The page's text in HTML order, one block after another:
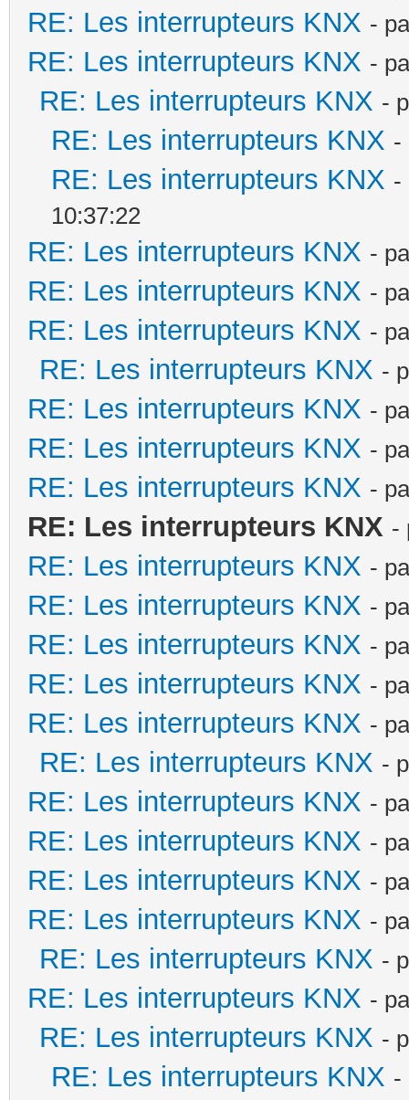
RE: Les interrupteurs KNX -
RE: Les interrupteurs KNX -
RE: Les interrupteurs KNX -
RE: Les interrupteurs KNX -
RE: Les interrupteurs KNX -
10:37:22
RE: Les interrupteurs KNX -
RE: Les interrupteurs KNX -
RE: Les interrupteurs KNX -
RE: Les interrupteurs KNX -
RE: Les interrupteurs KNX -
RE: Les interrupteurs KNX -
RE: Les interrupteurs KNX -
RE: Les interrupteurs KNX -
RE: Les interrupteurs KNX -
RE: Les interrupteurs KNX -
RE: Les interrupteurs KNX -
RE: Les interrupteurs KNX -
RE: Les interrupteurs KNX -
RE: Les interrupteurs KNX -
RE: Les interrupteurs KNX -
RE: Les interrupteurs KNX -
RE: Les interrupteurs KNX -
RE: Les interrupteurs KNX -
RE: Les interrupteurs KNX -
RE: Les interrupteurs KNX -
RE: Les interrupteurs KNX -
RE: Les interrupteurs KNX -